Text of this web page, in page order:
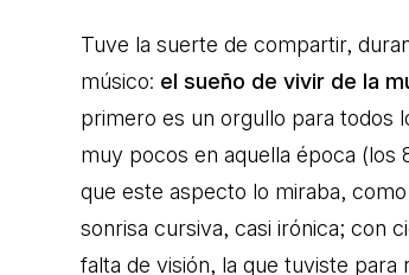
Tuve la suerte de compartir,
músico: el sueño de vivir de la
primero es un orgullo para todos
muy pocos en aquella época (los
que este aspecto lo miraba,
sonrisa cursiva, casi irónica; con
falta de visión, la que tuviste